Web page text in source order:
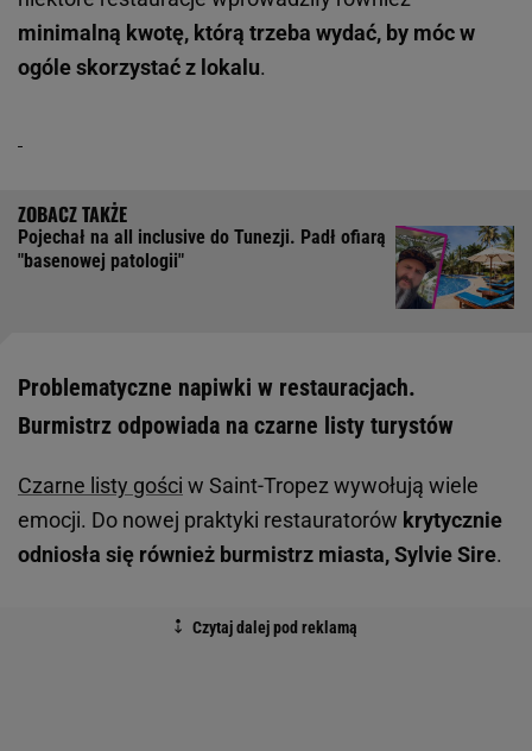
minimalną kwotę, którą trzeba wydać, by móc w
ogóle skorzystać z lokalu.
Pojechał na all inclusive do Tunezji. Padł ofiarą
"basenowej patologii"
Problematyczne napiwki w restauracjach.
Burmistrz odpowiada na czarne listy turystów
Czarne listy gości w Saint-Tropez wywołują wiele
emocji. Do nowej praktyki restauratorów krytycznie
odniosła się również burmistrz miasta, Sylvie Sire.